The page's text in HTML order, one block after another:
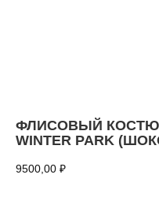
ФЛИСОВЫЙ
WINTER PARK
9500,00 ₽